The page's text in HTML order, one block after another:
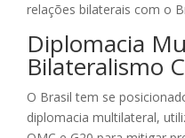
relações bilaterais com o
Diplomacia
Bilateralismo
O Brasil tem se
diplomacia multilateral,